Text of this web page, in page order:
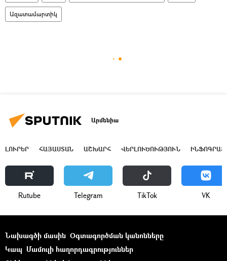
Ազատամարտիկ
Արմենիա
ԼՈՒՐԵՐ ՀԱՅԱՍՏԱՆ ԱՇԽԱՐՀ ՎԵՐԼՈՒԾՈՒԹՅՈՒՆ
Rutube Telegram ТikТоk VK
Նախագծի մասին Օգտագործման կանոնները
Կապ Մամուլի հաղորդագրություններ